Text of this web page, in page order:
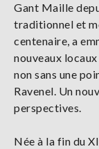
Gant Maille
traditionnel et
centenaire, a
nouveaux
non sans une
Ravenel. Un
perspectives.
Née à la fin du